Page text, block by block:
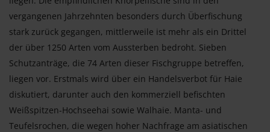
vergangenen Jahrzehnten besonders durch Überfischung
stark zurück gegangen, mittlerweile ist mehr als ein Drittel
der über 1250 Arten vom Aussterben bedroht. Sieben
Schutzanträge, die 74 Arten dieser Fischgruppe betreffen,
liegen vor. Erstmals wird über ein Handelsverbot für Haie
diskutiert, darunter auch den kommerziell befischten
Weißspitzen-Hochseehai sowie Walhaie. Manta- und
Teufelsrochen, die wegen hoher Nachfrage am asiatischen